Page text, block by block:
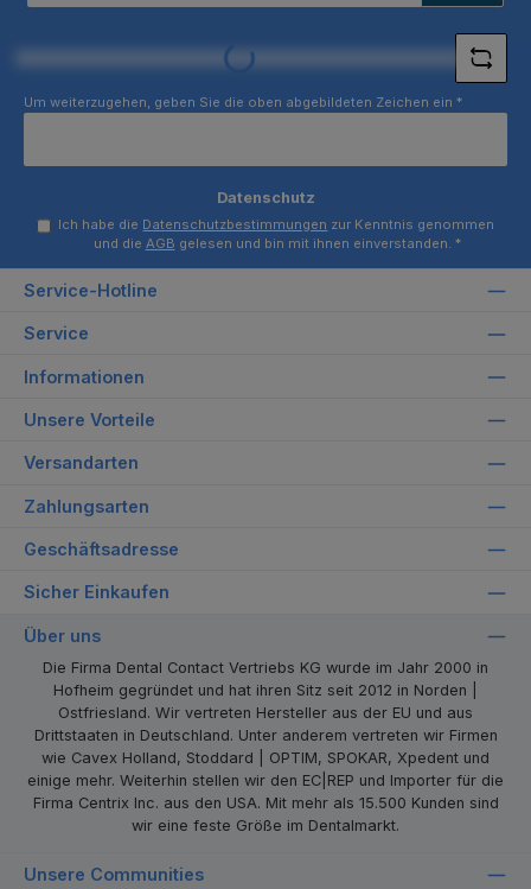
Loading...
Um weiterzugehen, geben Sie die oben abgebildeten Zeichen ein *
Datenschutz
Ich habe die Datenschutzbestimmungen zur Kenntnis genommen
und die AGB gelesen und bin mit ihnen einverstanden. *
Service-Hotline
Service
Informationen
Unsere Vorteile
Versandarten
Zahlungsarten
Geschäftsadresse
Sicher Einkaufen
Über uns
Die Firma Dental Contact Vertriebs KG wurde im Jahr 2000 in
Hofheim gegründet und hat ihren Sitz seit 2012 in Norden |
Ostfriesland. Wir vertreten Hersteller aus der EU und aus
Drittstaaten in Deutschland. Unter anderem vertreten wir Firmen
wie Cavex Holland, Stoddard | OPTIM, SPOKAR, Xpedent und
einige mehr. Weiterhin stellen wir den EC|REP und Importer für die
Firma Centrix Inc. aus den USA. Mit mehr als 15.500 Kunden sind
wir eine feste Größe im Dentalmarkt.
Unsere Communities